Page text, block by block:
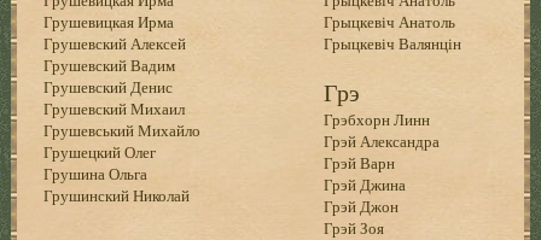
Грушевицкая Ирма
Грушевский Алексей
Грушевский Вадим
Грушевский Денис
Грушевский Михаил
Грушевський Михайло
Грушецкий Олег
Грушина Ольга
Грушинский Николай
Грыцкевіч Анатоль
Грыцкевіч Валянцін
Грэ
Грэбхорн Линн
Грэй Александра
Грэй Варн
Грэй Джина
Грэй Джон
Грэй Зоя